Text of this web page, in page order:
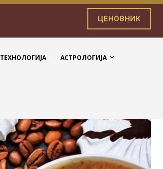
ЦЕНОВНИК
ТЕХНОЛОГИЈА АСТРОЛОГИЈА